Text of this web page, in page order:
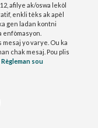
afilye ak/oswa lekòl
enkli tèks ak apèl
gen ladan kontni
enfòmasyon.
mesaj yo varye. Ou ka
chak mesaj. Pou plis
Règleman sou